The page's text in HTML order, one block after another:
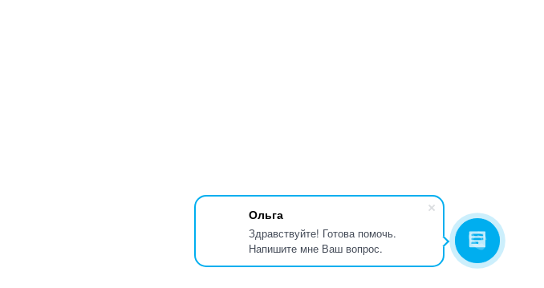
Ольга
Здравствуйте! Готова помочь.
Напишите мне Ваш вопрос.